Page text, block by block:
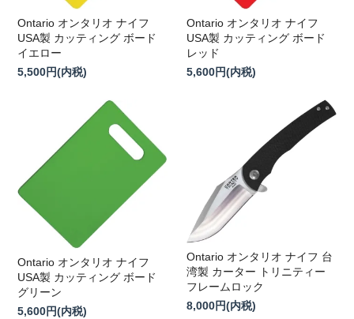
Ontario オンタリオ ナイフ
USA製 カッティング ボード
イエロー
5,500円(内税)
Ontario オンタリオ ナイフ
USA製 カッティング ボード
レッド
5,600円(内税)
Ontario オンタリオ ナイフ
USA製 カッティング ボード
グリーン
5,600円(内税)
Ontario オンタリオ ナイフ 台
湾製 カーター トリニティー
フレームロック
8,000円(内税)